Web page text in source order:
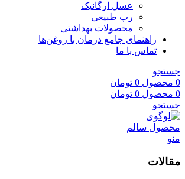
عسل ارگانیک
رب طبیعی
محصولات بهداشتی
راهنمای جامع درمان با روغن‌ها
تماس با ما
جستجو
0 محصول 0 تومان
0 محصول 0 تومان
جستجو
منو
مقالات